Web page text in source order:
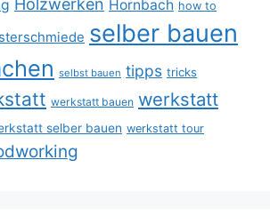
Holzwerken Hornbach how to
selber bauen
selbst bauen tipps tricks
werkstatt bauen werkstatt
selber bauen werkstatt tour